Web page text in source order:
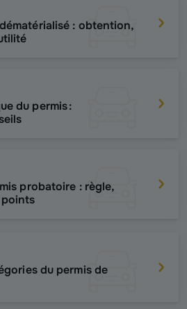
: obtention,
du permis :
probatoire : règle,
du permis de